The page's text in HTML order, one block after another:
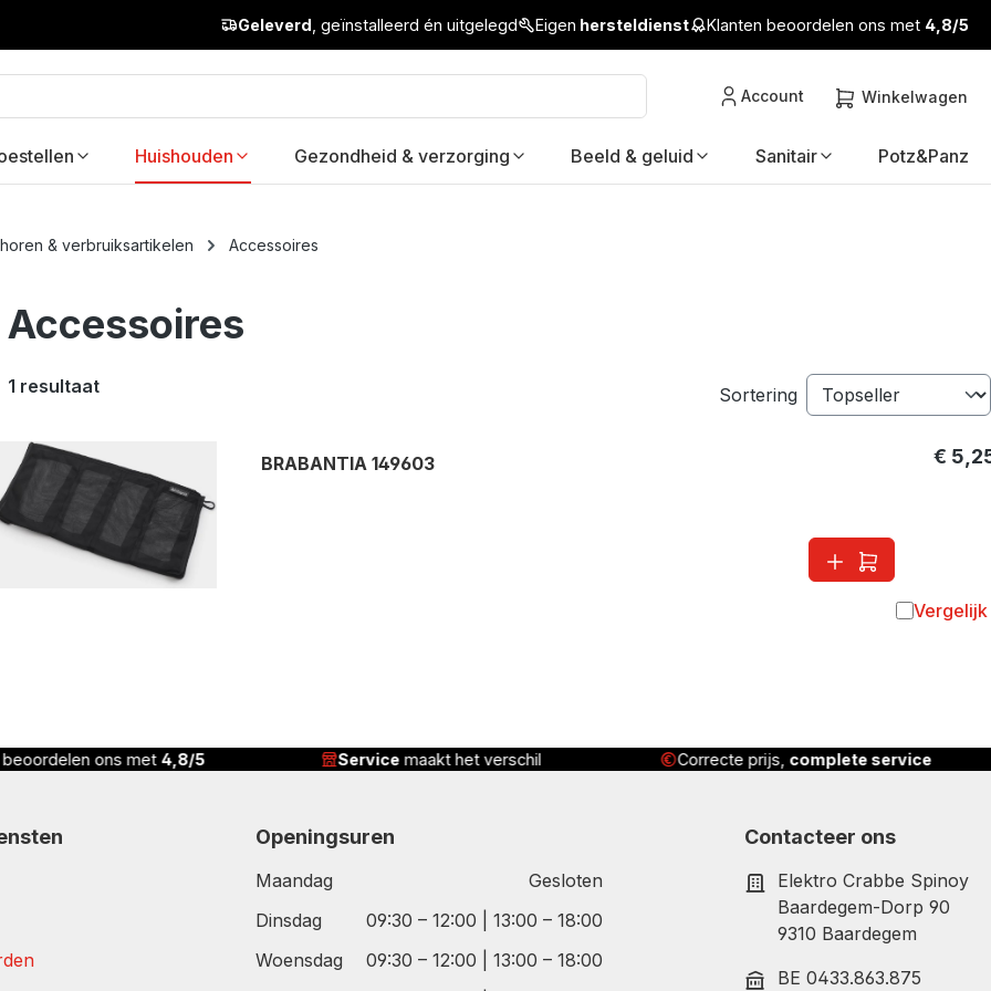
Geleverd , geïnstalleerd én uitgelegd Eigen hersteldienst Klanten beoordelen ons met 4,8/5
Account Winkelwagen
Huishouden Gezondheid & verzorging Beeld & geluid Sanitair Potz&Panz
& verbruiksartikelen Accessoires
Accessoires
1 resultaat Sortering
BRABANTIA 149603 €
Vergelijk
beoordelen ons met 4,8/5 Service maakt het verschil Correcte prijs, complete service
Openingsuren
Maandag
Gesloten
Dinsdag
09:30 – 12:00 | 13:00 – 18:00
Woensdag
09:30 – 12:00 | 13:00 – 18:00
Contacteer ons
Elektro Crabbe Spinoy
Baardegem-Dorp 90
9310 Baardegem
BE 0433.863.875